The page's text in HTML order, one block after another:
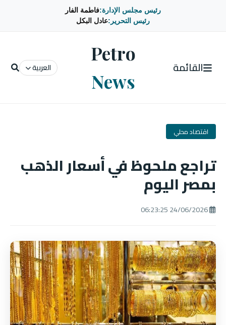
رئيس مجلس الإدارة:فاطمة الفار
رئيس التحرير:عادل البكل
القائمة
Petro
News
العربية
اقتصاد محلي
تراجع ملحوظ في أسعار الذهب
بمصر اليوم